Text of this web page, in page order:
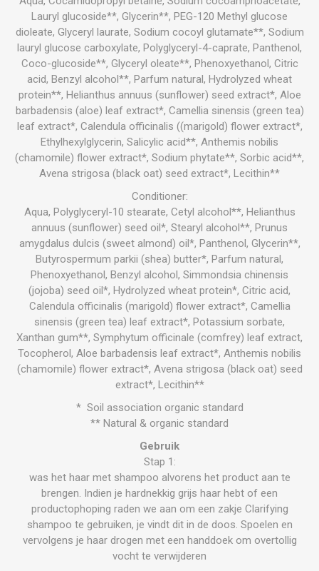
Lauryl glucoside**, Glycerin**, PEG-120 Methyl glucose
dioleate, Glyceryl laurate, Sodium cocoyl glutamate**, Sodium
lauryl glucose carboxylate, Polyglyceryl-4-caprate, Panthenol,
Coco-glucoside**, Glyceryl oleate**, Phenoxyethanol, Citric
acid, Benzyl alcohol**, Parfum natural, Hydrolyzed wheat
protein**, Helianthus annuus (sunflower) seed extract*, Aloe
barbadensis (aloe) leaf extract*, Camellia sinensis (green tea)
leaf extract*, Calendula officinalis ((marigold) flower extract*,
Ethylhexylglycerin, Salicylic acid**, Anthemis nobilis
(chamomile) flower extract*, Sodium phytate**, Sorbic acid**,
Avena strigosa (black oat) seed extract*, Lecithin**
Conditioner:
Aqua, Polyglyceryl-10 stearate, Cetyl alcohol**, Helianthus
annuus (sunflower) seed oil*, Stearyl alcohol**, Prunus
amygdalus dulcis (sweet almond) oil*, Panthenol, Glycerin**,
Butyrospermum parkii (shea) butter*, Parfum natural,
Phenoxyethanol, Benzyl alcohol, Simmondsia chinensis
(jojoba) seed oil*, Hydrolyzed wheat protein*, Citric acid,
Calendula officinalis (marigold) flower extract*, Camellia
sinensis (green tea) leaf extract*, Potassium sorbate,
Xanthan gum**, Symphytum officinale (comfrey) leaf extract,
Tocopherol, Aloe barbadensis leaf extract*, Anthemis nobilis
(chamomile) flower extract*, Avena strigosa (black oat) seed
extract*, Lecithin**
* Soil association organic standard
** Natural & organic standard
Gebruik
Stap 1:
was het haar met shampoo alvorens het product aan te
brengen. Indien je hardnekkig grijs haar hebt of een
productophoping raden we aan om een zakje Clarifying
shampoo te gebruiken, je vindt dit in de doos. Spoelen en
vervolgens je haar drogen met een handdoek om overtollig
vocht te verwijderen